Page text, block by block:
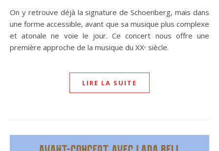
On y retrouve déjà la signature de Schoenberg, mais dans
une forme accessible, avant que sa musique plus complexe
et atonale ne voie le jour. Ce concert nous offre une
première approche de la musique du XXᵉ siècle.
LIRE LA SUITE